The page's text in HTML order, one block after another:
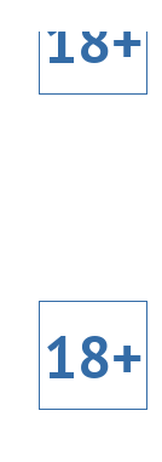
18+
18+